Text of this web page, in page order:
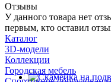
Отзывы
У данного товара нет
первым, кто оставил
Каталог
3D-модели
Коллекции
Городская мебель